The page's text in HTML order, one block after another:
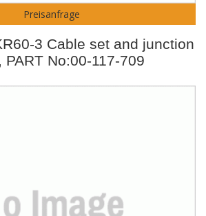
Preisanfrage
3 Cable set and junction
No:00-117-709